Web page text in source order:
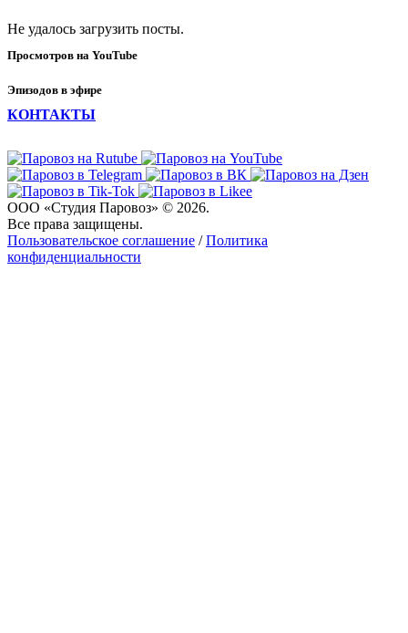
Не удалось загрузить посты.
Просмотров на YouTube
Эпизодов в эфире
КОНТАКТЫ
ООО «Студия Паровоз» © 2026.
Все права защищены.
Пользовательское соглашение /Политика
конфиденциальности